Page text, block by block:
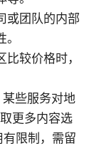
或团队的内部
较价格时，
些服务对地
更多内容选
限制，需留